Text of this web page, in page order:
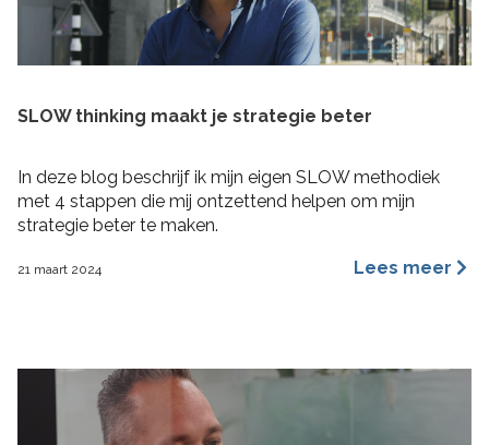
SLOW thinking maakt je strategie beter
In deze blog beschrijf ik mijn eigen SLOW methodiek
met 4 stappen die mij ontzettend helpen om mijn
strategie beter te maken.
21 maart 2024 Lees meer